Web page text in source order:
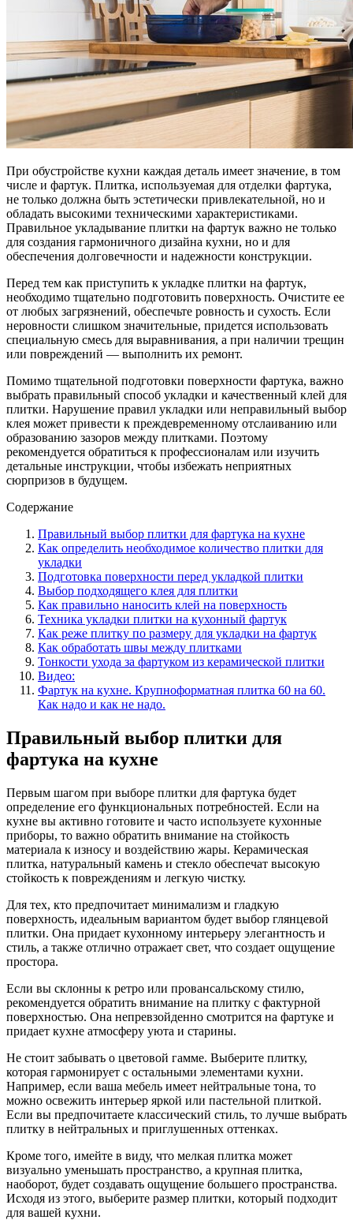
При обустройстве кухни каждая деталь имеет значение, в том
числе и фартук. Плитка, используемая для отделки фартука,
не только должна быть эстетически привлекательной, но и
обладать высокими техническими характеристиками.
Правильное укладывание плитки на фартук важно не только
для создания гармоничного дизайна кухни, но и для
обеспечения долговечности и надежности конструкции.
Перед тем как приступить к укладке плитки на фартук,
необходимо тщательно подготовить поверхность. Очистите ее
от любых загрязнений, обеспечьте ровность и сухость. Если
неровности слишком значительные, придется использовать
специальную смесь для выравнивания, а при наличии трещин
или повреждений — выполнить их ремонт.
Помимо тщательной подготовки поверхности фартука, важно
выбрать правильный способ укладки и качественный клей для
плитки. Нарушение правил укладки или неправильный выбор
клея может привести к преждевременному отслаиванию или
образованию зазоров между плитками. Поэтому
рекомендуется обратиться к профессионалам или изучить
детальные инструкции, чтобы избежать неприятных
сюрпризов в будущем.
Содержание
Правильный выбор плитки для фартука на кухне
Как определить необходимое количество плитки для
укладки
Подготовка поверхности перед укладкой плитки
Выбор подходящего клея для плитки
Как правильно наносить клей на поверхность
Техника укладки плитки на кухонный фартук
Как реже плитку по размеру для укладки на фартук
Как обработать швы между плитками
Тонкости ухода за фартуком из керамической плитки
Видео:
Фартук на кухне. Крупноформатная плитка 60 на 60.
Как надо и как не надо.
Правильный выбор плитки для
фартука на кухне
Первым шагом при выборе плитки для фартука будет
определение его функциональных потребностей. Если на
кухне вы активно готовите и часто используете кухонные
приборы, то важно обратить внимание на стойкость
материала к износу и воздействию жары. Керамическая
плитка, натуральный камень и стекло обеспечат высокую
стойкость к повреждениям и легкую чистку.
Для тех, кто предпочитает минимализм и гладкую
поверхность, идеальным вариантом будет выбор глянцевой
плитки. Она придает кухонному интерьеру элегантность и
стиль, а также отлично отражает свет, что создает ощущение
простора.
Если вы склонны к ретро или провансальскому стилю,
рекомендуется обратить внимание на плитку с фактурной
поверхностью. Она непревзойденно смотрится на фартуке и
придает кухне атмосферу уюта и старины.
Не стоит забывать о цветовой гамме. Выберите плитку,
которая гармонирует с остальными элементами кухни.
Например, если ваша мебель имеет нейтральные тона, то
можно освежить интерьер яркой или пастельной плиткой.
Если вы предпочитаете классический стиль, то лучше выбрать
плитку в нейтральных и приглушенных оттенках.
Кроме того, имейте в виду, что мелкая плитка может
визуально уменьшать пространство, а крупная плитка,
наоборот, будет создавать ощущение большего пространства.
Исходя из этого, выберите размер плитки, который подходит
для вашей кухни.